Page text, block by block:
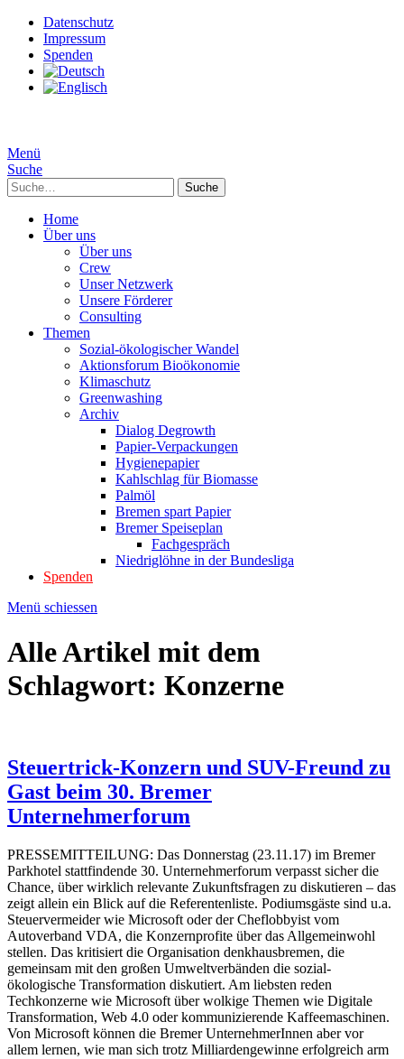
Datenschutz
Impressum
Spenden
Menü
Suche
Suche
Home
Über uns
Über uns
Crew
Unser Netzwerk
Unsere Förderer
Consulting
Themen
Sozial-ökologischer Wandel
Aktionsforum Bioökonomie
Klimaschutz
Greenwashing
Archiv
Dialog Degrowth
Papier-Verpackungen
Hygienepapier
Kahlschlag für Biomasse
Palmöl
Bremen spart Papier
Bremer Speiseplan
Fachgespräch
Niedriglöhne in der Bundesliga
Spenden
Menü schiessen
Alle Artikel mit dem
Schlagwort: Konzerne
Steuertrick-Konzern und SUV-Freund zu
Gast beim 30. Bremer
Unternehmerforum
PRESSEMITTEILUNG: Das Donnerstag (23.11.17) im Bremer
Parkhotel stattfindende 30. Unternehmerforum verpasst sicher die
Chance, über wirklich relevante Zukunftsfragen zu diskutieren – das
zeigt allein ein Blick auf die Referentenliste. Podiumsgäste sind u.a.
Steuervermeider wie Microsoft oder der Cheflobbyist vom
Autoverband VDA, die Konzernprofite über das Allgemeinwohl
stellen. Das kritisiert die Organisation denkhausbremen, die
gemeinsam mit den großen Umweltverbänden die sozial-
ökologische Transformation diskutiert. Am liebsten reden
Techkonzerne wie Microsoft über wolkige Themen wie Digitale
Transformation, Web 4.0 oder kommunizierende Kaffeemaschinen.
Von Microsoft können die Bremer UnternehmerInnen aber vor
allem lernen, wie man sich trotz Milliardengewinne erfolgreich arm